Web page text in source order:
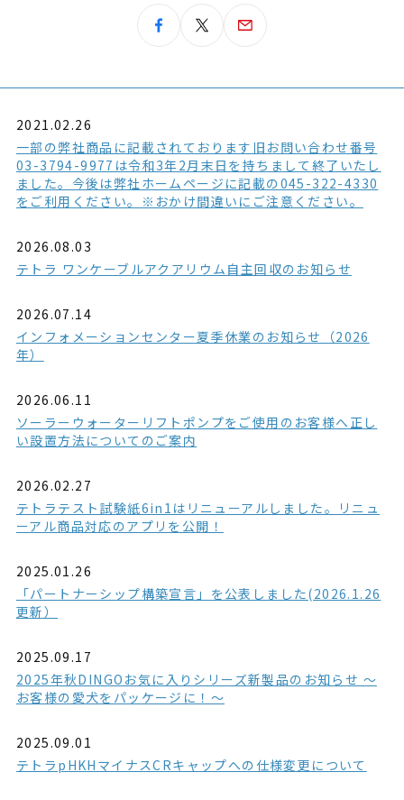
2021.02.26
一部の弊社商品に記載されております旧お問い合わせ番号
03-3794-9977は令和3年2月末日を持ちまして終了いたし
ました。今後は弊社ホームページに記載の045-322-4330
をご利用ください。※おかけ間違いにご注意ください。
2026.08.03
テトラ ワンケーブルアクアリウム自主回収のお知らせ
2026.07.14
インフォメーションセンター夏季休業のお知らせ（2026
年）
2026.06.11
ソーラーウォーターリフトポンプをご使用のお客様へ正し
い設置方法についてのご案内
2026.02.27
テトラテスト試験紙6in1はリニューアルしました。リニュ
ーアル商品対応のアプリを公開！
2025.01.26
「パートナーシップ構築宣言」を公表しました(2026.1.26
更新）
2025.09.17
2025年秋DINGOお気に入りシリーズ新製品のお知らせ ～
お客様の愛犬をパッケージに！～
2025.09.01
テトラpHKHマイナスCRキャップへの仕様変更について